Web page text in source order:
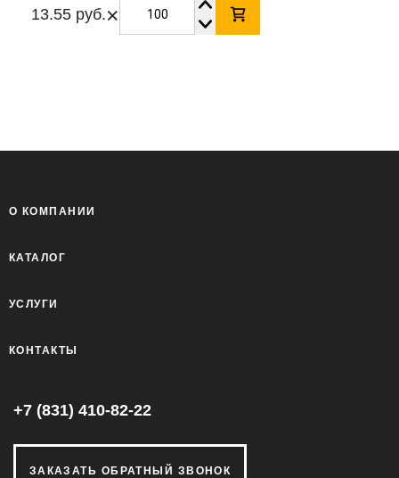
13.55 руб.×
О КОМПАНИИ
КАТАЛОГ
УСЛУГИ
КОНТАКТЫ
+7 (831) 410-82-22
ЗАКАЗАТЬ ОБРАТНЫЙ ЗВОНОК